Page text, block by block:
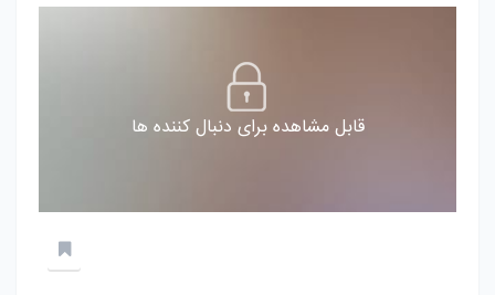
قابل مشاهده برای دنبال کننده ها